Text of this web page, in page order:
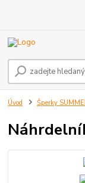
Úvod Šperky